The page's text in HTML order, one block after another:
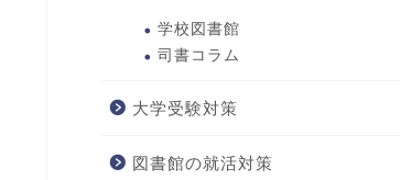
学校図書館
司書コラム
大学受験対策
図書館の就活対策